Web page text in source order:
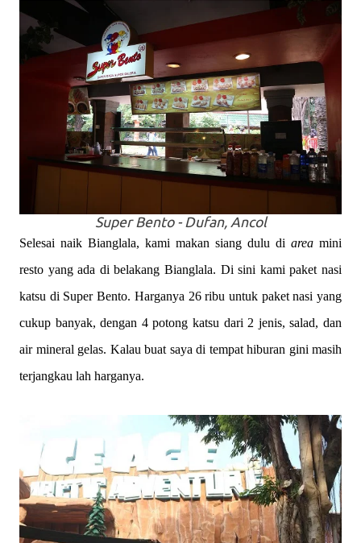
Super Bento - Dufan, Ancol
Selesai naik Bianglala, kami makan siang dulu di area mini
resto yang ada di belakang Bianglala. Di sini kami paket nasi
katsu di Super Bento. Harganya 26 ribu untuk paket nasi yang
cukup banyak, dengan 4 potong katsu dari 2 jenis, salad, dan
air mineral gelas. Kalau buat saya di tempat hiburan gini masih
terjangkau lah harganya.